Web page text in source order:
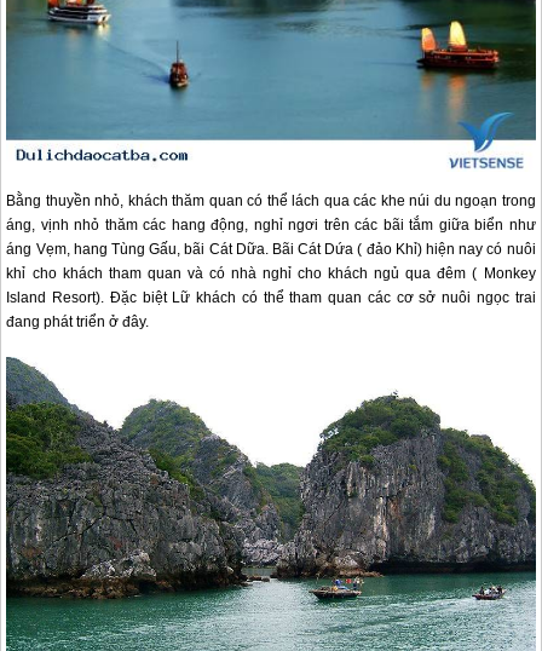
Bằng thuyền nhỏ, khách thăm quan có thể lách qua các khe núi du ngoạn trong
áng, vịnh nhỏ thăm các hang động, nghỉ ngơi trên các bãi tắm giữa biển như
áng Vẹm, hang Tùng Gấu, bãi Cát Dữa. Bãi Cát Dứa ( đảo Khỉ) hiện nay có nuôi
khỉ cho khách tham quan và có nhà nghỉ cho khách ngủ qua đêm ( Monkey
Island Resort). Đặc biệt Lữ khách có thể tham quan các cơ sở nuôi ngọc trai
đang phát triển ở đây.